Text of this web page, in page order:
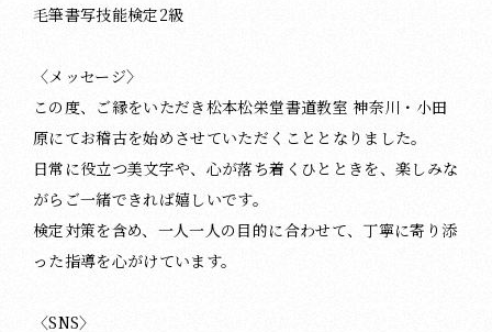
毛筆書写技能検定2級
〈メッセージ〉
この度、ご縁をいただき松本松栄堂書道教室 神奈川・小田
原にてお稽古を始めさせていただくこととなりました。
日常に役立つ美文字や、心が落ち着くひとときを、楽しみな
がらご一緒できれば嬉しいです。
検定対策を含め、一人一人の目的に合わせて、丁寧に寄り添
った指導を心がけています。
〈SNS〉